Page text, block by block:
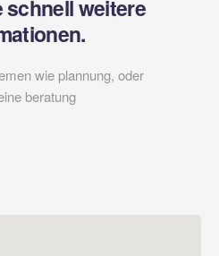
schnell weitere
wie plannung, oder
beratung